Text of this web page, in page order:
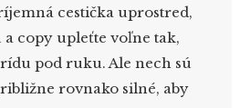
cestička uprostred,
copy upleťte voľne tak,
pod ruku. Ale nech sú
rovnako silné, aby